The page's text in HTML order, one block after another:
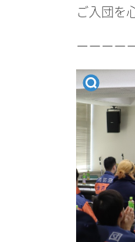
ご入団を
ーーーー